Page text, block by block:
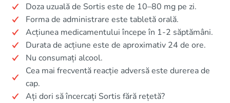
Doza uzuală de Sortis este de 10–80 mg pe zi.
Forma de administrare este tabletă orală.
Acțiunea medicamentului începe în 1-2 săptămâni.
Durata de acțiune este de aproximativ 24 de ore.
Nu consumați alcool.
Cea mai frecventă reacție adversă este durerea de
cap.
Ați dori să încercați Sortis fără rețetă?